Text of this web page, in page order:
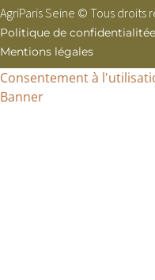
AgriParis Seine © Tous droits
Mentions légales
Politique de confidentialitée
Consentement à
Banner